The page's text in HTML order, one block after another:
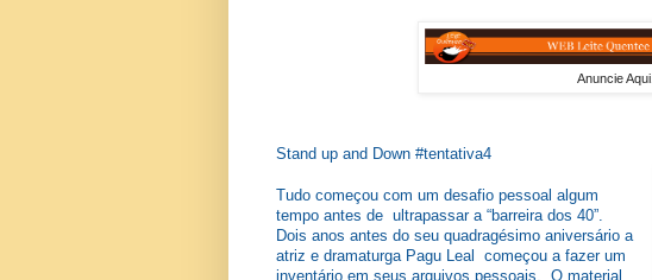
Anuncie Aqui.
Stand up and Down #tentativa4
Tudo começou com um desafio pessoal algum
tempo antes de ultrapassar a “barreira dos 40”.
Dois anos antes do seu quadragésimo aniversário a
atriz e dramaturga Pagu Leal começou a fazer um
inventário em seus arquivos pessoais. O material